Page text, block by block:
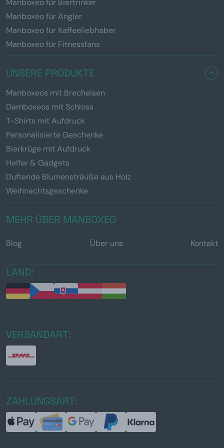
Manboxeo für Biertrinker
Manboxeo für Angler
Manboxeo für Kaffeeliebhaber
Manboxeo für Fitnessfans
UNSERE PRODUKTE
Manboxeos mit Brecheisen
Damboxeos mit Schloss
T-Shirts mit Aufdruck
Personalisierte Geschenke
Bierkrüge mit Aufdruck
Helfer & Gadgets
Duftende Blumensträuße aus Holz
Weihnachtsgeschenke
MEHR ÜBER MANBOXEO
Blog Über uns Kontakt
LAND:
VERSANDART:
ZAHLUNGSART: